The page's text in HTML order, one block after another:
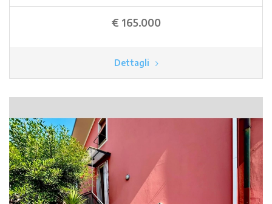
€ 165.000
Dettagli